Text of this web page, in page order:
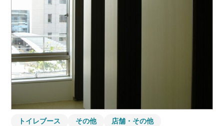
トイレブース その他 店舗・その他